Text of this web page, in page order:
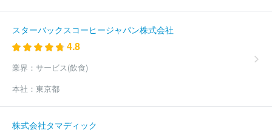
スターバックスコーヒージャパン株式会社
4.8
業界： サービス(飲食)
本社： 東京都
株式会社タマディック